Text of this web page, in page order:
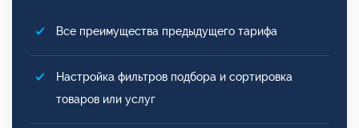
Все преимущества предыдущего тарифа
Настройка фильтров подбора и сортировка
товаров или услуг